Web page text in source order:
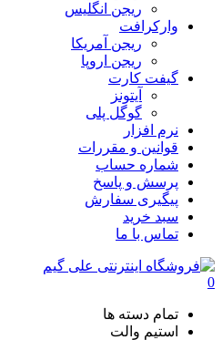
ریجن انگلیس
وارکرافت
ریجن آمریکا
ریجن اروپا
گیفت کارت
آیتونز
گوگل پلی
نرم افزار
قوانین و مقررات
شماره حساب
پرسش و پاسخ
پیگیری سفارش
سبد خرید
تماس با ما
0
تمام دسته ها
استیم والت